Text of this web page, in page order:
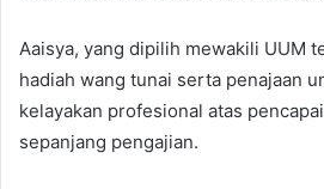
Aaisya, yang dipilih mewakili UUM
hadiah wang tunai serta penajaan
kelayakan profesional atas
sepanjang pengajian.